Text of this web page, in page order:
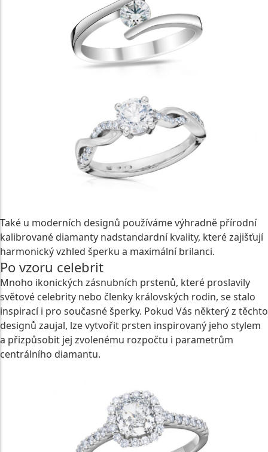
Také u moderních designů používáme výhradně přírodní
kalibrované diamanty nadstandardní kvality, které zajišťují
harmonický vzhled šperku a maximální brilanci.
Po vzoru celebrit
Mnoho ikonických zásnubních prstenů, které proslavily
světové celebrity nebo členky královských rodin, se stalo
inspirací i pro současné šperky. Pokud Vás některý z těchto
designů zaujal, lze vytvořit prsten inspirovaný jeho stylem
a přizpůsobit jej zvolenému rozpočtu i parametrům
centrálního diamantu.